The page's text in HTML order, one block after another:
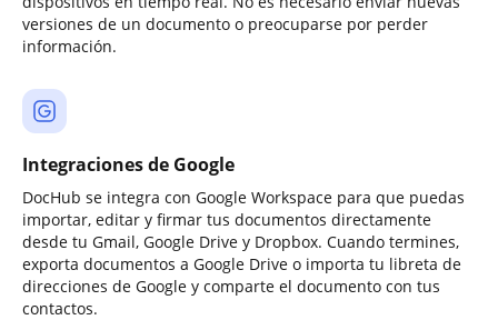
versiones de un documento o preocuparse por perder
información.
Integraciones de Google
DocHub se integra con Google Workspace para que puedas
importar, editar y firmar tus documentos directamente
desde tu Gmail, Google Drive y Dropbox. Cuando termines,
exporta documentos a Google Drive o importa tu libreta de
direcciones de Google y comparte el documento con tus
contactos.